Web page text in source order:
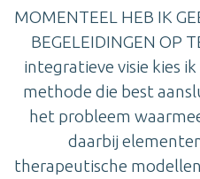
MOMENTEEL HEB IK
BEGELEIDINGEN OP
integratieve visie kies
methode die best
het probleem
daarbij
therapeutische